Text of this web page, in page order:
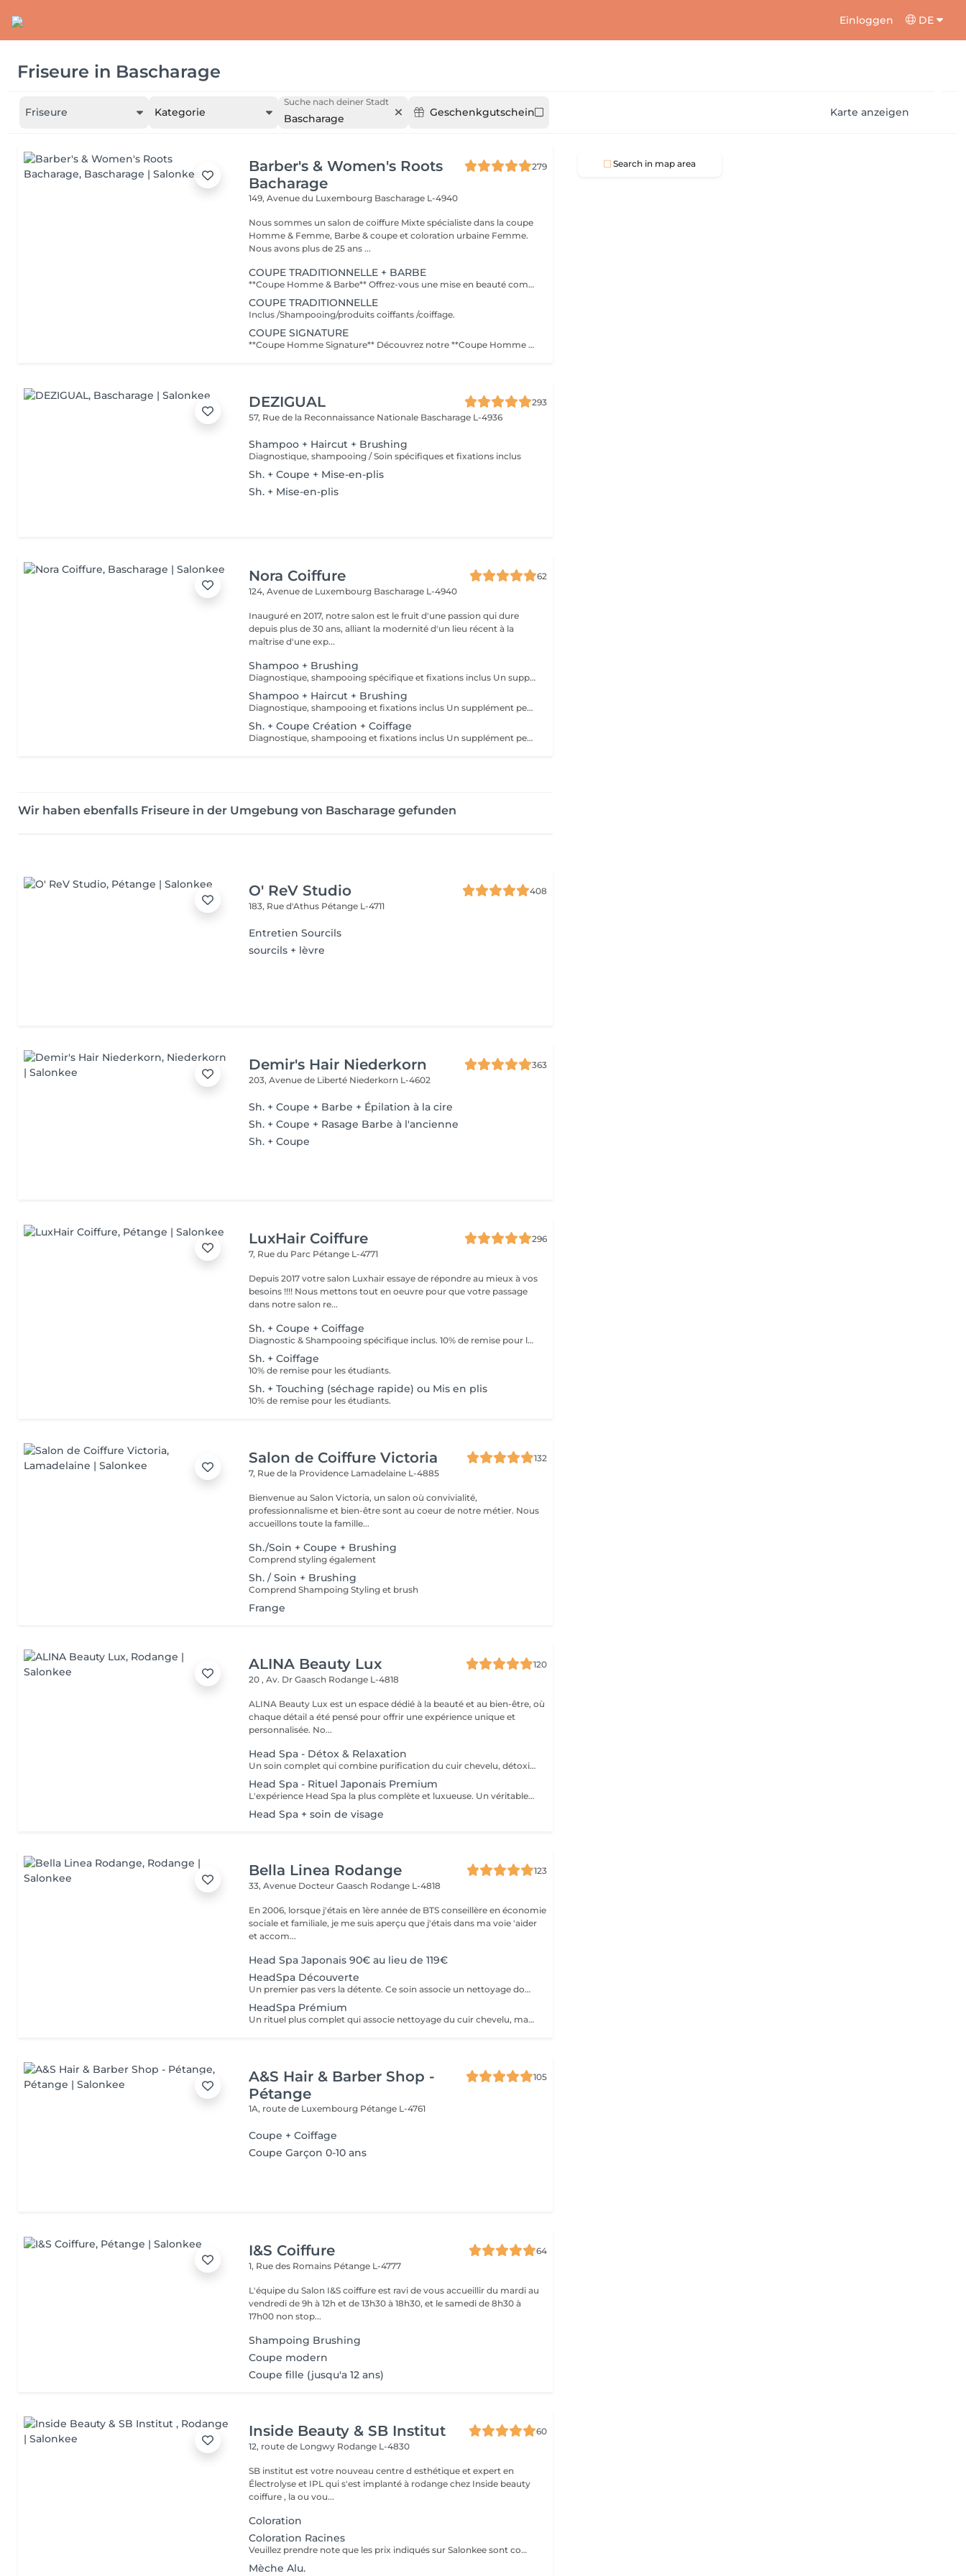
Einloggen DE
Friseure in Bascharage
Friseure Kategorie
Suche nach deiner Stadt
Bascharage Geschenkgutschein Karte anzeigen
Barber's & Women's Roots
Bacharage
279
149, Avenue du Luxembourg Bascharage L-4940
Nous sommes un salon de coiffure Mixte spécialiste dans la coupe
Homme & Femme, Barbe & coupe et coloration urbaine Femme.
Nous avons plus de 25 ans ...
COUPE TRADITIONNELLE + BARBE
**Coupe Homme & Barbe** Offrez-vous une mise en beauté complète avec notre service **Coupe Homme & Barbe**, conçu pour les hommes qui souhaitent un style parfaitement maîtrisé de la tête à la barbe. La prestation débute par une **consultation personnalisée** afin de définir la coupe et la forme de barbe qui mettront le mieux en valeur votre visage. Nos experts réalisent ensuite une **coupe de cheveux précise et structurée**, suivie d'un **travail minutieux de la barbe** : taille, définition des contours et mise en forme pour un rendu propre et harmonieux. Le service se termine par un **coiffage professionnel et une finition barbe soignée** pour un résultat net, élégant et durable. L'alliance parfaite entre coupe et barbe pour un look soigné, moderne et parfaitement équilibré.
COUPE TRADITIONNELLE
Inclus /Shampooing/produits coiffants /coiffage.
COUPE SIGNATURE
**Coupe Homme Signature** Découvrez notre **Coupe Homme Signature**, un service premium pensé pour les hommes qui recherchent plus qu'une simple coupe : une véritable expérience de style. Chaque rendez-vous débute par une **consultation personnalisée** afin d'analyser la forme de votre visage, la nature de vos cheveux et votre style de vie. Nos experts réalisent ensuite une coupe précise et parfaitement structurée, travaillée dans les moindres détails pour un résultat élégant, moderne et durable. La prestation se termine par un **coiffage professionnel avec des produits haut de gamme**, pour sublimer votre coupe et vous offrir une finition impeccable. Un moment de soin et de précision dédié aux hommes exigeants qui souhaitent afficher un style soigné et distingué.
DEZIGUAL
293
57, Rue de la Reconnaissance Nationale Bascharage L-4936
Shampoo + Haircut + Brushing
Diagnostique, shampooing / Soin spécifiques et fixations inclus
Sh. + Coupe + Mise-en-plis
Sh. + Mise-en-plis
Nora Coiffure
62
124, Avenue de Luxembourg Bascharage L-4940
Inauguré en 2017, notre salon est le fruit d'une passion qui dure
depuis plus de 30 ans, alliant la modernité d'un lieu récent à la
maîtrise d'une exp...
Shampoo + Brushing
Diagnostique, shampooing spécifique et fixations inclus Un supplément peut être facturé en fonction de la qualité du cheveux et du résultat souhaité (exemple : un cheveux très épais et bouclé pour un résultat très lisse ou une ondulation à la plaque ou au fer après un brushing)
Shampoo + Haircut + Brushing
Diagnostique, shampooing et fixations inclus Un supplément peut être facturé en fonction de la qualité du cheveux et du résultat souhaité (exemple : un cheveux très épais et bouclé pour un résultat très lisse ou une ondulation à la plaque ou au fer après un brushing)
Sh. + Coupe Création + Coiffage
Diagnostique, shampooing et fixations inclus Un supplément peut être facturé en fonction de la qualité du cheveux et du résultat souhaité (exemple : un cheveux très épais et bouclé pour un résultat très lisse ou une ondulation à la plaque ou au fer après un brushing)
Wir haben ebenfalls Friseure in der Umgebung von Bascharage gefunden
O' ReV Studio
408
183, Rue d'Athus Pétange L-4711
Entretien Sourcils
sourcils + lèvre
Demir's Hair Niederkorn
363
203, Avenue de Liberté Niederkorn L-4602
Sh. + Coupe + Barbe + Épilation à la cire
Sh. + Coupe + Rasage Barbe à l'ancienne
Sh. + Coupe
LuxHair Coiffure
296
7, Rue du Parc Pétange L-4771
Depuis 2017 votre salon Luxhair essaye de répondre au mieux à vos
besoins !!!! Nous mettons tout en oeuvre pour que votre passage
dans notre salon re...
Sh. + Coupe + Coiffage
Diagnostic & Shampooing spécifique inclus. 10% de remise pour les étudiants (surr présentation d'un justificatif).
Sh. + Coiffage
10% de remise pour les étudiants.
Sh. + Touching (séchage rapide) ou Mis en plis
10% de remise pour les étudiants.
Salon de Coiffure Victoria
132
7, Rue de la Providence Lamadelaine L-4885
Bienvenue au Salon Victoria, un salon où convivialité,
professionnalisme et bien-être sont au coeur de notre métier. Nous
accueillons toute la famille...
Sh./Soin + Coupe + Brushing
Comprend styling également
Sh. / Soin + Brushing
Comprend Shampoing Styling et brush
Frange
ALINA Beauty Lux
120
20 , Av. Dr Gaasch Rodange L-4818
ALINA Beauty Lux est un espace dédié à la beauté et au bien-être, où
chaque détail a été pensé pour offrir une expérience unique et
personnalisée. No...
Head Spa - Détox & Relaxation
Un soin complet qui combine purification du cuir chevelu, détoxification et massage relaxant. Inspiré des techniques japonaises, il élimine les impuretés, oxygène la peau et favorise la croissance des cheveux. Le visage se détend, l'esprit s'apaise et le cuir chevelu respire à nouveau.
Head Spa - Rituel Japonais Premium
L'expérience Head Spa la plus complète et luxueuse. Un véritable rituel japonais qui associe aromathérapie, massages profonds. Un moment d'équilibre, d'énergie et de renaissance pour le corps et l'esprit.
Head Spa + soin de visage
Bella Linea Rodange
123
33, Avenue Docteur Gaasch Rodange L-4818
En 2006, lorsque j'étais en 1ère année de BTS conseillère en économie
sociale et familiale, je me suis aperçu que j'étais dans ma voie 'aider
et accom...
Head Spa Japonais 90€ au lieu de 119€
HeadSpa Découverte
Un premier pas vers la détente. Ce soin associe un nettoyage doux du cuir chevelu à un massage relaxant qui stimule la circulation et libère les tensions. Idéal pour découvrir l'expérience Head Spa et profiter d'un moment de bien-être immédiat.
HeadSpa Prémium
Un rituel plus complet qui associe nettoyage du cuir chevelu, massage profond et soins spécifiques adaptés à vos besoins (hydratation, apaisement, vitalité). L'utilisation de vapeur permet de renforcer l'efficacité des soins et d'apporter une relaxation encore plus intense.
A&S Hair & Barber Shop -
Pétange
105
1A, route de Luxembourg Pétange L-4761
Coupe + Coiffage
Coupe Garçon 0-10 ans
I&S Coiffure
64
1, Rue des Romains Pétange L-4777
L'équipe du Salon I&S coiffure est ravi de vous accueillir du mardi au
vendredi de 9h à 12h et de 13h30 à 18h30, et le samedi de 8h30 à
17h00 non stop...
Shampoing Brushing
Coupe modern
Coupe fille (jusqu'a 12 ans)
Inside Beauty & SB Institut
60
12, route de Longwy Rodange L-4830
SB institut est votre nouveau centre d esthétique et expert en
Électrolyse et IPL qui s'est implanté à rodange chez Inside beauty
coiffure , la ou vou...
Coloration
Coloration Racines
Veuillez prendre note que les prix indiqués sur Salonkee sont communiqués à titre informatif et s'entendent de base. Ces derniers sont susceptibles de varier selon le diagnostic réalisé à votre arrivée au salon et l'expertise du professionnel à qui vous confiez votre beauté. Dans tous les cas, un devis précis vous sera proposé et toutes réalisations de prestations seront effectuées avec votre accord. Un grand merci d'avance pour votre compréhension. Au plaisir de vous recevoir très vite.
Mèche Alu.
Search in map area